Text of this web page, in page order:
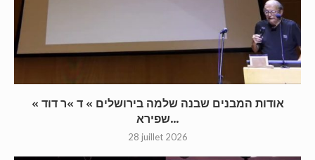
« אודות המבנים שבנה שלמה בירושלים » ד »ר דוד
שפירא...
28 juillet 2026